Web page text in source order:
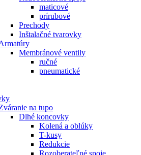
maticové
prírubové
Prechody
Inštalačné tvarovky
Membránové ventily
ručné
pneumatické
na tupo
Dlhé koncovky
Kolená a oblúky
T-kusy
Redukcie
Rozoberateľné spoje